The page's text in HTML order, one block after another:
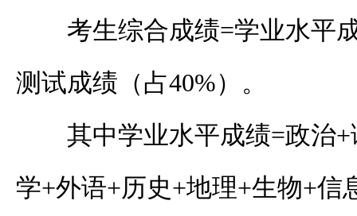
考生综合成绩=学业水平
测试成绩（占40%）。
其中学业水平成绩=政治
学+外语+历史+地理+生物+信